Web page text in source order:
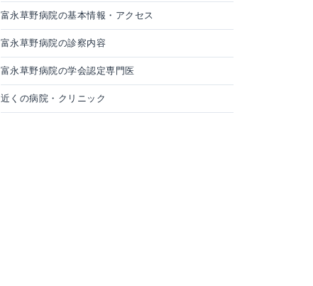
富永草野病院の基本情報・アクセス
富永草野病院の診察内容
富永草野病院の学会認定専門医
近くの病院・クリニック